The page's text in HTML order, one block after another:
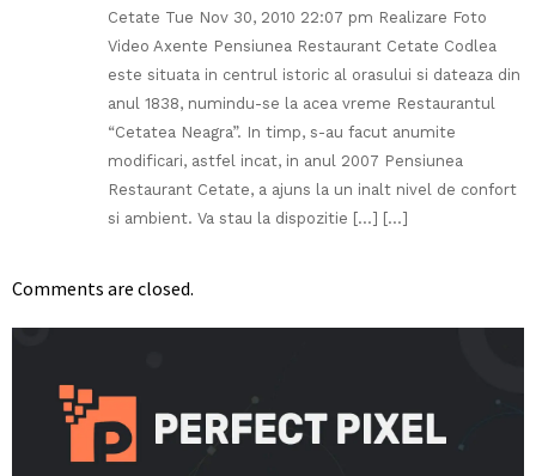
Cetate Tue Nov 30, 2010 22:07 pm Realizare Foto
Video Axente Pensiunea Restaurant Cetate Codlea
este situata in centrul istoric al orasului si dateaza din
anul 1838, numindu-se la acea vreme Restaurantul
“Cetatea Neagra”. In timp, s-au facut anumite
modificari, astfel incat, in anul 2007 Pensiunea
Restaurant Cetate, a ajuns la un inalt nivel de confort
si ambient. Va stau la dispozitie […] […]
Comments are closed.